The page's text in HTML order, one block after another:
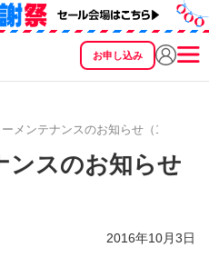
お申し込み
メンテナンスのお知らせ（10月6日）
ンスのお知らせ
2016年10月3日